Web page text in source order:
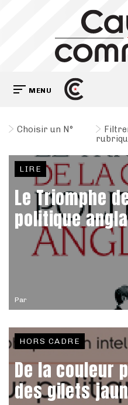
MENU
Choisir un N°
Par
LIRE
Le Triomphe
politique
HORS CADRE
De la couleur
des gilets